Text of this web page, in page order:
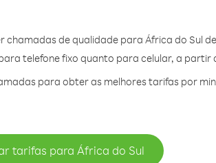
chamadas de qualidade para África do Sul
telefone fixo quanto para celular, a partir
para obter as melhores tarifas por
tarifas para África do Sul